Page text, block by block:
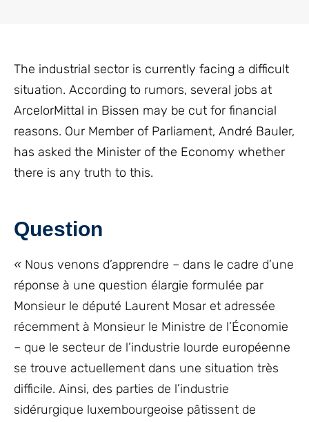
The industrial sector is currently facing a difficult
situation. According to rumors, several jobs at
ArcelorMittal in Bissen may be cut for financial
reasons. Our Member of Parliament, André Bauler,
has asked the Minister of the Economy whether
there is any truth to this.
Question
« Nous venons d’apprendre – dans le cadre d’une
réponse à une question élargie formulée par
Monsieur le député Laurent Mosar et adressée
récemment à Monsieur le Ministre de l’Économie
– que le secteur de l’industrie lourde européenne
se trouve actuellement dans une situation très
difficile. Ainsi, des parties de l’industrie
sidérurgique luxembourgeoise pâtissent de